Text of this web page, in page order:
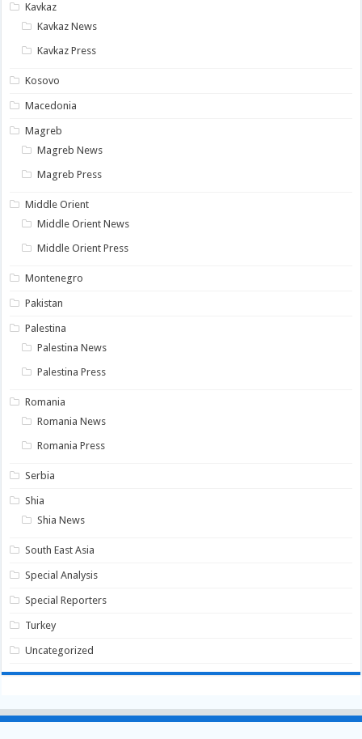
Kavkaz
Kavkaz News
Kavkaz Press
Kosovo
Macedonia
Magreb
Magreb News
Magreb Press
Middle Orient
Middle Orient News
Middle Orient Press
Montenegro
Pakistan
Palestina
Palestina News
Palestina Press
Romania
Romania News
Romania Press
Serbia
Shia
Shia News
South East Asia
Special Analysis
Special Reporters
Turkey
Uncategorized